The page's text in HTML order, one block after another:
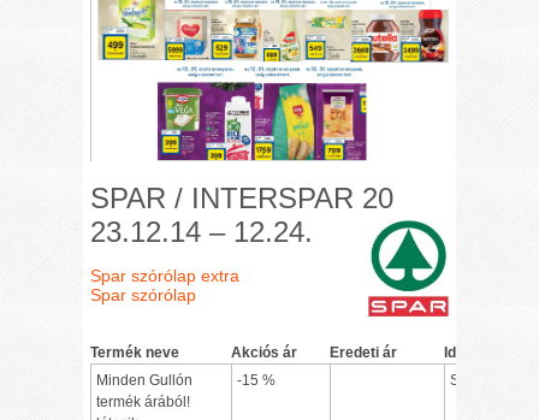
SPAR / INTERSPAR 20
23.12.14 – 12.24.
Spar szórólap extra
Spar szórólap
Termék neve Akciós ár Eredeti ár
Időszak
Minden Gullón
termék árából!
-15 % Spar Extra